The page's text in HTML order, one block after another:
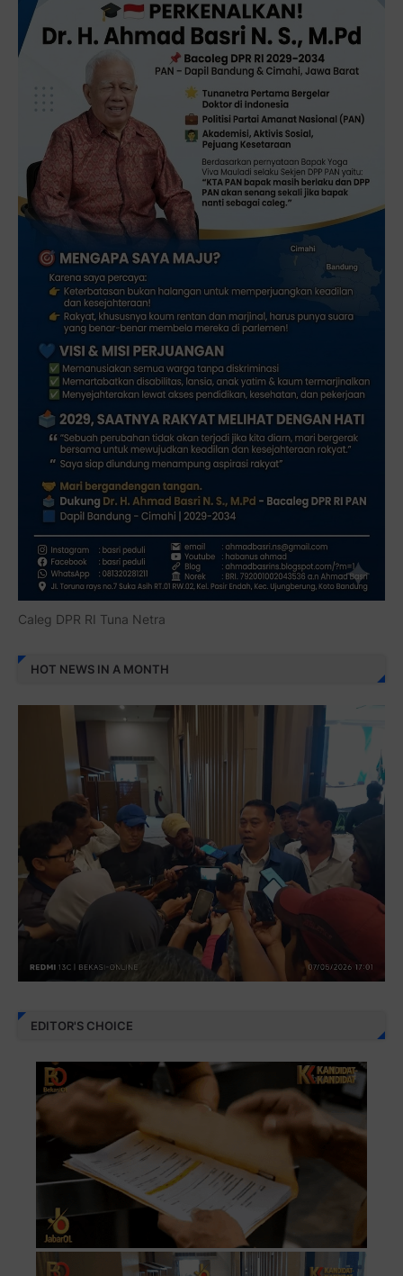
Caleg DPR RI Tuna Netra
HOT NEWS IN A MONTH
EDITOR'S CHOICE